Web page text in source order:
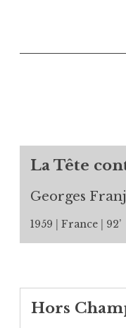
La Tête
Georges
1959 France 92’
Hors